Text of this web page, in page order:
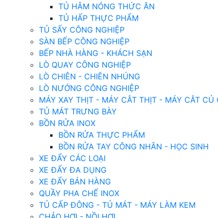
TỦ HÂM NÓNG THỨC ĂN
TỦ HẤP THỰC PHẨM
TỦ SẤY CÔNG NGHIỆP
SÀN BẾP CÔNG NGHIỆP
BẾP NHÀ HÀNG - KHÁCH SẠN
LÒ QUAY CÔNG NGHIỆP
LÒ CHIÊN - CHIÊN NHÚNG
LÒ NƯỚNG CÔNG NGHIỆP
MÁY XAY THỊT - MÁY CẮT THỊT - MÁY CẮT CỦ
TỦ MÁT TRƯNG BÀY
BỒN RỬA INOX
BỒN RỬA THỰC PHẨM
BỒN RỬA TAY CÔNG NHÂN - HỌC SINH
XE ĐẨY CÁC LOẠI
XE ĐẨY ĐA DỤNG
XE ĐẨY BÁN HÀNG
QUẦY PHA CHẾ INOX
TỦ CẤP ĐÔNG - TỦ MÁT - MÁY LÀM KEM